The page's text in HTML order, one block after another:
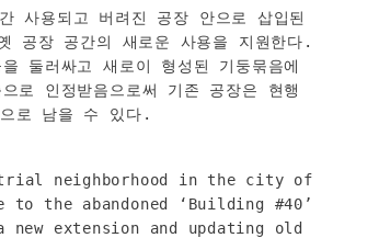
사용되고 버려진 공장 안으로 삽입된
공장 공간의 새로운 사용을 지원한다.
둘러싸고 새로이 형성된 기둥묶음에
로 인정받음으로써 기존 공장은 현행
로 남을 수 있다.
neighborhood in the city of
the abandoned ‘Building #40’
extension and updating old